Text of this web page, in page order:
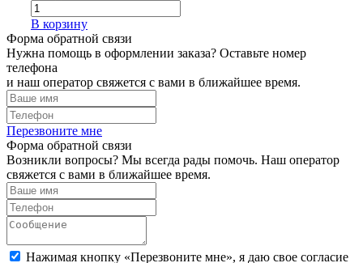
В корзину
Форма обратной связи
Нужна помощь в оформлении заказа? Оставьте номер
телефона
и наш оператор свяжется с вами в ближайшее время.
Перезвоните мне
Форма обратной связи
Возникли вопросы? Мы всегда рады помочь. Наш оператор
свяжется с вами в ближайшее время.
Нажимая кнопку «Перезвоните мне», я даю свое согласие